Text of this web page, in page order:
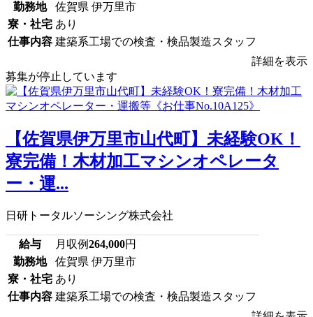
勤務地
佐賀県 伊万里市
寮・社宅 あり
仕事内容 建築系工場での検査・検品製造スタッフ
詳細を表示
募集が停止しています
【佐賀県伊万里市山代町】未経験OK！
寮完備！木材加工マシンオペレータ
ー・運...
日研トータルソーシング株式会社
給与 月収例264,000円
勤務地
佐賀県 伊万里市
寮・社宅 あり
仕事内容 建築系工場での検査・検品製造スタッフ